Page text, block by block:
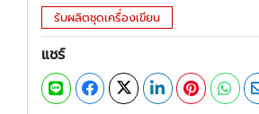
รับผลิตชุดเครื่องเขียน
แชร์